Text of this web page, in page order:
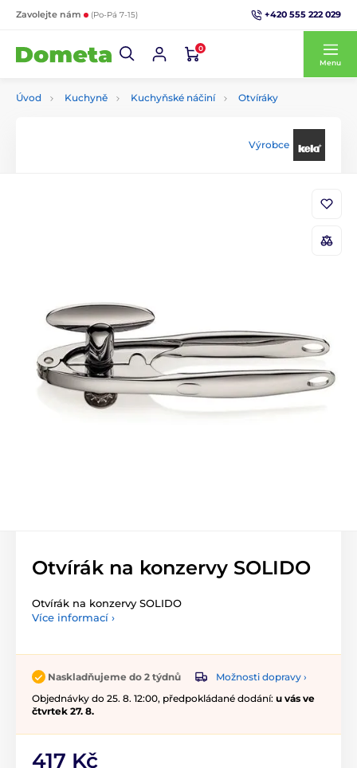
Zavolejte nám (Po-Pá 7-15) +420 555 222 029
0
Menu
Úvod Kuchyně Kuchyňské náčiní Otvíráky
Výrobce
Otvírák na konzervy SOLIDO
Otvírák na konzervy SOLIDO
Více informací ›
Naskladňujeme do 2 týdnů
Možnosti dopravy ›
Objednávky do 25. 8. 12:00, předpokládané dodání: u vás ve
čtvrtek 27. 8.
417 Kč